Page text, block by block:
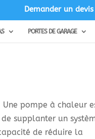
Demander un devis
PORTES DE GARAGE
Une pompe à chaleur
supplanter un
de réduire la